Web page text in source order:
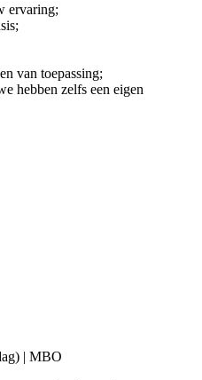
ervaring;
van toepassing;
hebben zelfs een eigen
| MBO